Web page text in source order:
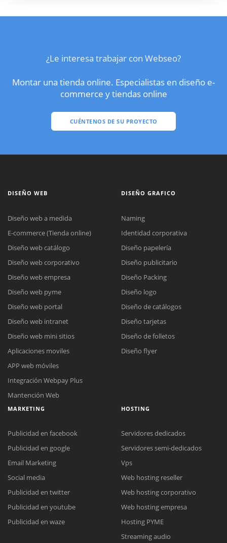
¿Le interesa trabajar con Webseo?
Montar una tienda online. Especialistas en diseño e-
commerce y tiendas online
CUÉNTENOS DE SU PROYECTO
Reunión online
Meet para la reunión online.
Cotización
Chat Online
Todos nuestros ejecutivos están fuera de línea. Complete el formulario
DISEÑO WEB
Diseño web a medida
E-commerce (Tienda online)
Diseño web catálogo
Diseño web corporativo
Diseño web empresa
Diseño web pyme
Diseño web portal
Diseño web intranet
Diseño web mini sitios
Aplicaciones moviles
APP web móviles
Integración Webpay Plus
Mantención Web
DISEÑO GRAFICO
Naming
Identidad corporativa
Diseño papelería
Diseño publicitario
Diseño Packing
Diseño logo
Diseño de catálogos
Diseño tarjetas
Diseño de folletos
Diseño flyer
MARKETING
Publicidad en facebook
Publicidad en google
Email Marketing
Social media
Publicidad en twitter
Publicidad en youtube
Publicidad en waze
HOSTING
Servidores dedicados
Servidores semi-dedicados
Vps
Web hosting reseller
Web hosting corporativo
Web hosting empresa
Hosting PYME
Streaming audio